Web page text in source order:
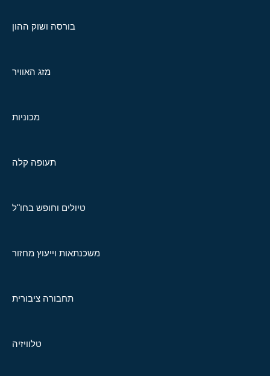
בורסה ושוק ההון
מזג האוויר
מכוניות
תעופה קלה
טיולים וחופש בחו"ל
משכנתאות וייעוץ מחזור
תחבורה ציבורית
טלוויזיה